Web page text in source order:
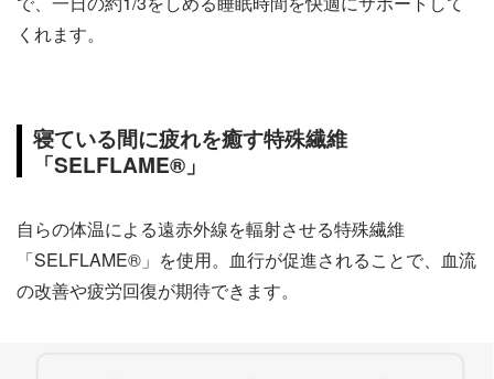
くれます。
寝ている間に疲れを癒す特殊繊維
「SELFLAME®」
自らの体温による遠赤外線を輻射させる特殊繊維
「SELFLAME®」を使用。血行が促進されることで、血流
の改善や疲労回復が期待できます。